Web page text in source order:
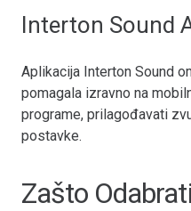
Interton Sound
Aplikacija Interton Sound
pomagala izravno na
programe, prilagođavati
postavke.
Zašto